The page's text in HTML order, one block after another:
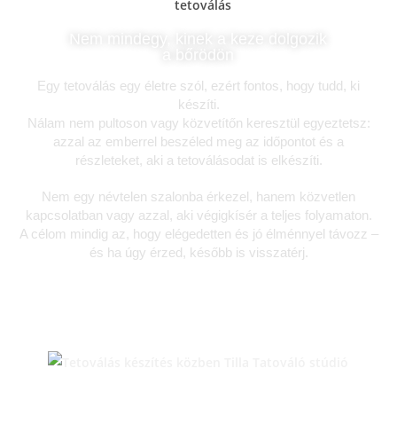
Egy tetoválás egy életre szól, ezért fontos, hogy tudd, ki
készíti.
Nálam nem pultoson vagy közvetítőn keresztül egyeztetsz:
azzal az emberrel beszéled meg az időpontot és a
részleteket, aki a tetoválásodat is elkészíti.
Nem egy névtelen szalonba érkezel, hanem közvetlen
kapcsolatban vagy azzal, aki végigkísér a teljes folyamaton.
A célom mindig az, hogy elégedetten és jó élménnyel távozz –
és ha úgy érzed, később is visszatérj.